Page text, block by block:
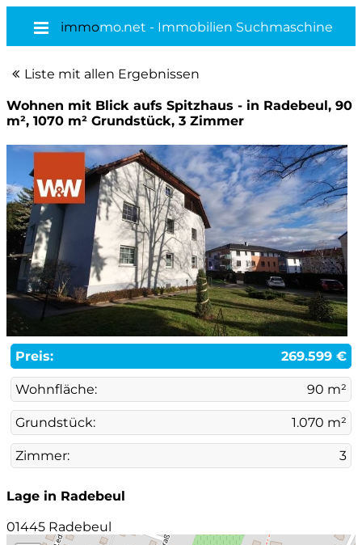
immomo.net - Immobilien Suchmaschine
Liste mit allen Ergebnissen
Wohnen mit Blick aufs Spitzhaus - in Radebeul, 90
m², 1070 m² Grundstück, 3 Zimmer
Preis: 269.599 €
Wohnfläche: 90 m²
Grundstück: 1.070 m²
Zimmer: 3
Lage in Radebeul
01445 Radebeul